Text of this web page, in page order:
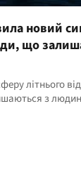
новий
що
літнього
з